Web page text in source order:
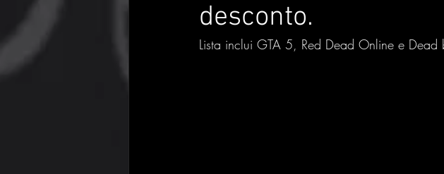
desconto.
Lista inclui GTA 5, Red Dead Online e Dead